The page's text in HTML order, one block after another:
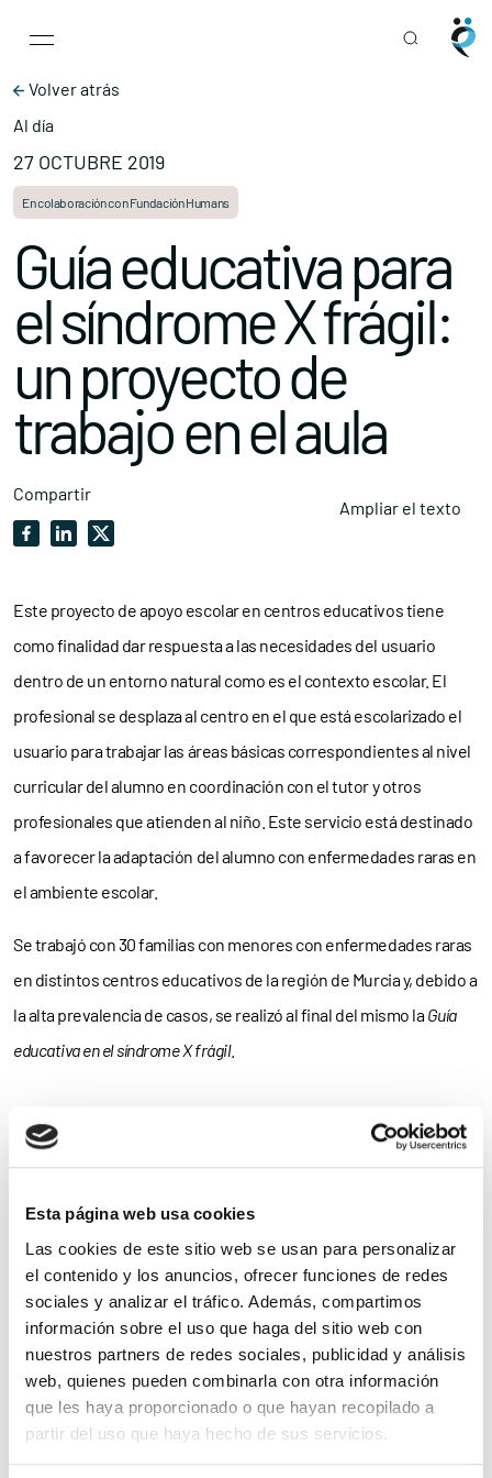
Esta página web usa cookies
Las cookies de este sitio web se usan para personalizar
el contenido y los anuncios, ofrecer funciones de redes
sociales y analizar el tráfico. Además, compartimos
información sobre el uso que haga del sitio web con
nuestros partners de redes sociales, publicidad y análisis
web, quienes pueden combinarla con otra información
que les haya proporcionado o que hayan recopilado a
partir del uso que haya hecho de sus servicios.
Main Navigation
Volver atrás
Al día
27 OCTUBRE 2019
En colaboración con Fundación Humans
Guía educativa para
el síndrome X frágil:
un proyecto de
trabajo en el aula
Compartir
Ampliar el texto
Este proyecto de apoyo escolar en centros educativos tiene
como finalidad dar respuesta a las necesidades del usuario
dentro de un entorno natural como es el contexto escolar. El
profesional se desplaza al centro en el que está escolarizado el
usuario para trabajar las áreas básicas correspondientes al nivel
curricular del alumno en coordinación con el tutor y otros
profesionales que atienden al niño. Este servicio está destinado
a favorecer la adaptación del alumno con enfermedades raras en
el ambiente escolar.
Se trabajó con 30 familias con menores con enfermedades raras
en distintos centros educativos de la región de Murcia y, debido a
la alta prevalencia de casos, se realizó al final del mismo laGuía
educativa en el síndrome X frágil.
Noticias
relacionadas